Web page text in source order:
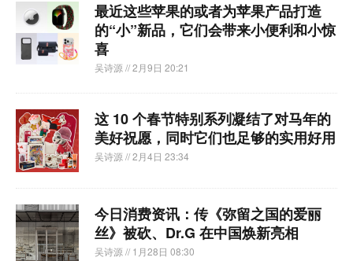
最近这些苹果的或者为苹果产品打造
的“小”新品，它们会带来小便利和小惊
喜
吴诗源 // 2月9日 20:21
这 10 个春节特别系列凝结了对马年的
美好祝愿，同时它们也足够的实用好用
吴诗源 // 2月4日 23:34
今日消费资讯：传《弥留之国的爱丽
丝》被砍、Dr.G 在中国焕新亮相
吴诗源 // 1月28日 08:30